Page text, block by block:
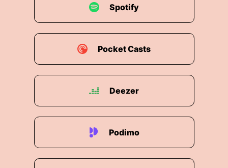
Spotify
Pocket Casts
Deezer
Podimo